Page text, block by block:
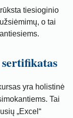
tiesioginio
o tai
yra holistinė
Tai
„Excel“